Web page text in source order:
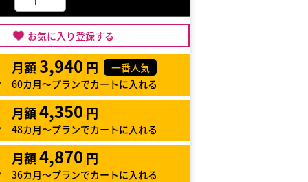
お気に入り登録する
月額3,940 円
一番人気
60カ月～プランでカートに入れる
月額4,350 円
48カ月～プランでカートに入れる
月額4,870 円
36カ月～プランでカートに入れる